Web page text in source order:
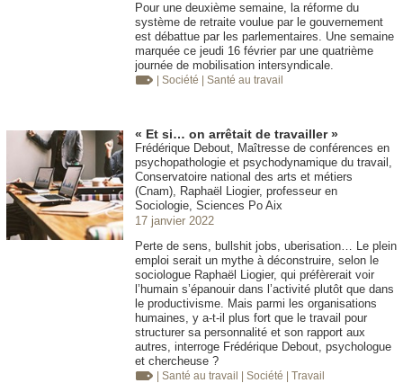
Pour une deuxième semaine, la réforme du
système de retraite voulue par le gouvernement
est débattue par les parlementaires. Une semaine
marquée ce jeudi 16 février par une quatrième
journée de mobilisation intersyndicale.
| Société | Santé au travail
« Et si… on arrêtait de travailler »
Frédérique Debout, Maîtresse de conférences en
psychopathologie et psychodynamique du travail,
Conservatoire national des arts et métiers
(Cnam), Raphaël Liogier, professeur en
Sociologie, Sciences Po Aix
17 janvier 2022
Perte de sens, bullshit jobs, uberisation… Le plein
emploi serait un mythe à déconstruire, selon le
sociologue Raphaël Liogier, qui préfèrerait voir
l’humain s’épanouir dans l’activité plutôt que dans
le productivisme. Mais parmi les organisations
humaines, y a-t-il plus fort que le travail pour
structurer sa personnalité et son rapport aux
autres, interroge Frédérique Debout, psychologue
et chercheuse ?
| Santé au travail | Société | Travail